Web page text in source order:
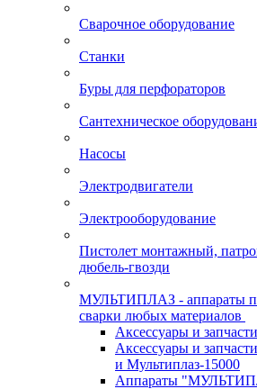
Сварочное оборудование
Станки
Буры для перфораторов
Сантехническое
Насосы
Электродвигатели
Электрооборудование
Пистолет монтажный,
дюбель-гвозди
МУЛЬТИПЛАЗ - аппараты
сварки любых материалов
Аксессуары и
Аксессуары и
и Мультиплаз-15000
Аппараты